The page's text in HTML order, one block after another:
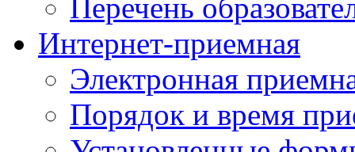
Перечень
Интернет-приемная
Электронная
Порядок и время